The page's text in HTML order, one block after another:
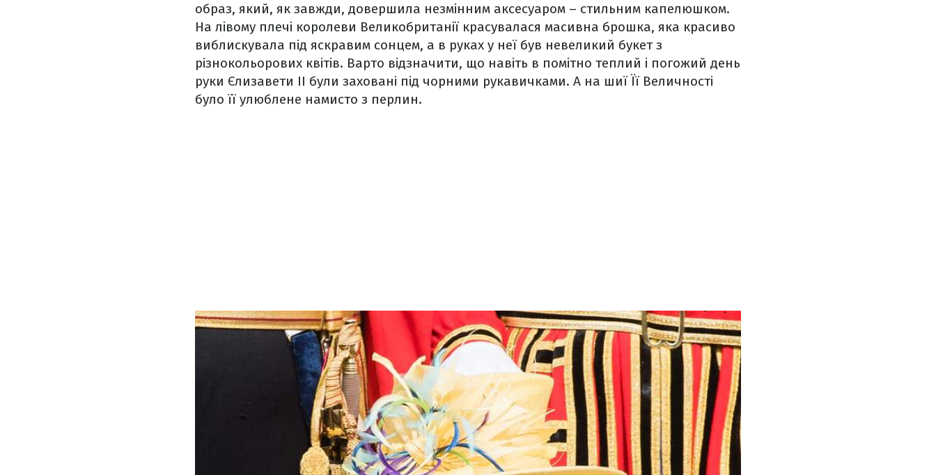
образ, який, як завжди, довершила незмінним аксесуаром – стильним капелюшком.
На лівому плечі королеви Великобританії красувалася масивна брошка, яка красиво
виблискувала під яскравим сонцем, а в руках у неї був невеликий букет з
різнокольорових квітів. Варто відзначити, що навіть в помітно теплий і погожий день
руки Єлизавети ІІ були заховані під чорними рукавичками. А на шиї Її Величності
було її улюблене намисто з перлин.